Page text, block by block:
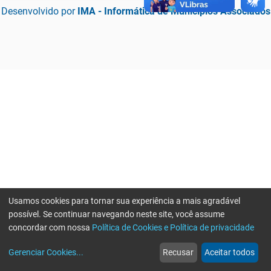
Desenvolvido por IMA - Informática de Municípios Associados
web
Notícias
more_horiz
Mais
Usamos cookies para tornar sua experiência a mais agradável
possível. Se continuar navegando neste site, você assume
concordar com nossa Política de Cookies e Política de privacidade
Gerenciar Cookies... Recusar Aceitar todos
Erro ao enviar informações, por favor tente novamente